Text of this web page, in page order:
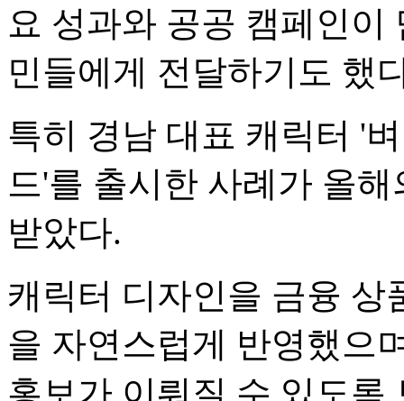
요 성과와 공공 캠페인
민들에게 전달하기도 했
특히 경남 대표 캐릭터 '
드'를 출시한 사례가 올
받았다.
캐릭터 디자인을 금융 상
을 자연스럽게 반영했으
홍보가 이뤄질 수 있도록